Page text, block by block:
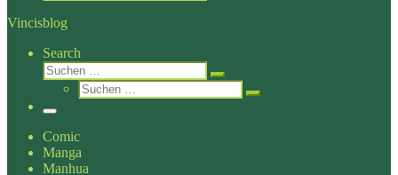
Vincisblog
Search
Suche
Suchen …
Suche
Suchen …
Menü
Comic
Manga
Manhua